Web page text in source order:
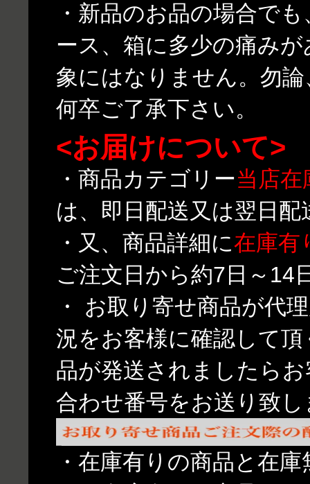
・新品のお品の場合で
ース、箱に多少の痛み
象にはなりません。勿
何卒ご了承下さい。
<お届けについて>
・商品カテゴリー当店在
は、即日配送又は翌日
・又、商品詳細に在庫有
ご注文日から約7日～14
・ お取り寄せ商品が代
況をお客様に確認して
品が発送されましたら
合わせ番号をお送り致し
・在庫有りの商品と在